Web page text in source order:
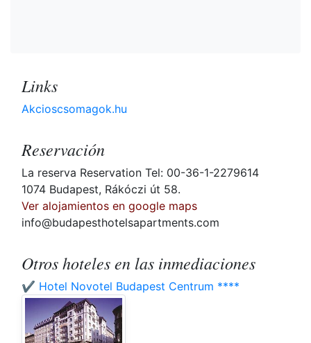
Links
Akcioscsomagok.hu
Reservación
La reserva Reservation Tel: 00-36-1-2279614
1074 Budapest, Rákóczi út 58.
Ver alojamientos en google maps
info@budapesthotelsapartments.com
Otros hoteles en las inmediaciones
✔️ Hotel Novotel Budapest Centrum ****